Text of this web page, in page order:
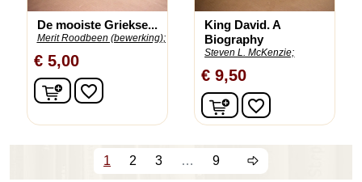
De mooiste Griekse...
Merit Roodbeen (bewerking);
€ 5,00
In winkelwagen
favorite_border
King David. A
Biography
Steven L. McKenzie;
€ 9,50
In winkelwagen
favorite_border
1 2 3 … 9